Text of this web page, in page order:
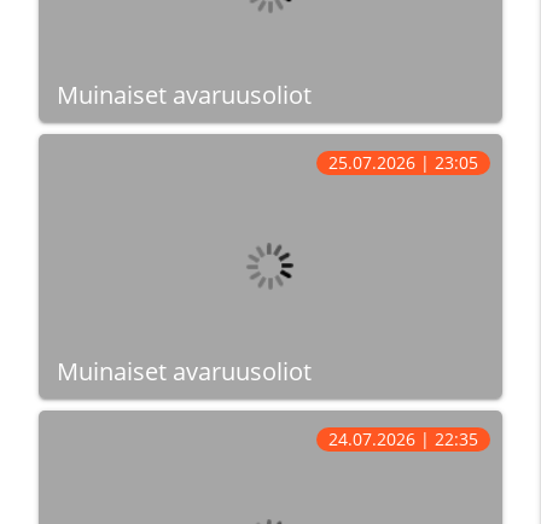
Muinaiset avaruusoliot
Muinaiset avaruusoliot
25.07.2026 | 23:05
24.07.2026 | 22:35